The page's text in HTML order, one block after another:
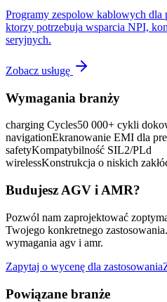
Programy zespolow kablowych
ktorzy potrzebuja wsparcia NPI,
seryjnych.
Zobacz usługę
Wymagania branży
charging Cycles50 000+ cykli
navigationEkranowanie EMI dla
safetyKompatybilność SIL2/PLd
wirelessKonstrukcja o niskich
Budujesz AGV i AMR?
Pozwól nam zaprojektować
Twojego konkretnego
wymagania agv i amr.
Zapytaj o wycenę dla zastosowania
Powiązane branże